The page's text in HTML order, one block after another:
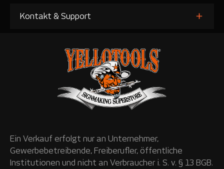
Kontakt & Support
Ein Verkauf erfolgt nur an Unternehmer,
Gewerbebetreibende, Freiberufler, öffentliche
Institutionen und nicht an Verbraucher i. S. v. § 13 BGB.